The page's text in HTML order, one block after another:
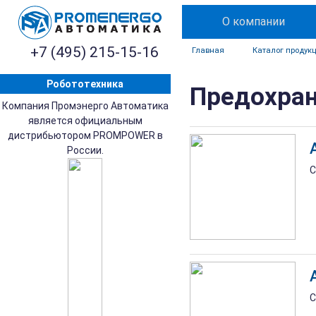
О компании
+7 (495) 215-15-16 Главная Каталог
Робототехника
Компания Промэнерго Автоматика
является официальным
дистрибьютором PROMPOWER в
России.